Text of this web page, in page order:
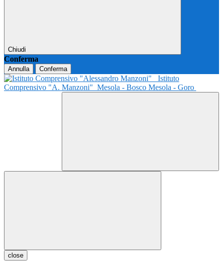
Chiudi
Conferma
Annulla Conferma
Istituto
Comprensivo "A. Manzoni" Mesola - Bosco Mesola - Goro
close